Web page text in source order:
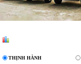
THỊNH HÀNH